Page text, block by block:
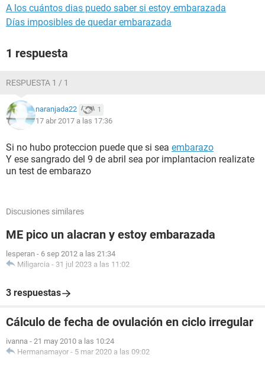
A los cuántos dias puedo saber si estoy embarazada
Días imposibles de quedar embarazada
1 respuesta
RESPUESTA 1 / 1
naranjada22 1
17 abr 2017 a las 17:36
Si no hubo proteccion puede que si sea embarazo
Y ese sangrado del 9 de abril sea por implantacion realizate
un test de embarazo
Discusiones similares
ME pico un alacran y estoy embarazada
lesperan - 6 sep 2012 a las 21:34
Miligarcia - 31 jul 2023 a las 11:02
3 respuestas
Cálculo de fecha de ovulación en ciclo irregular
ivanna - 21 may 2010 a las 10:24
Hermanamayor - 5 mar 2020 a las 09:02